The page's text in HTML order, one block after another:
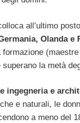
all’ultimo
Olanda e
la metà
ingegneria e
e naturali, le
a meno del